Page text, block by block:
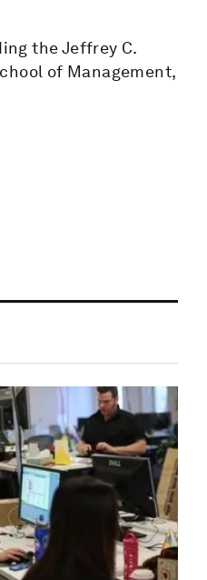
the Jeffrey C.
of Management,